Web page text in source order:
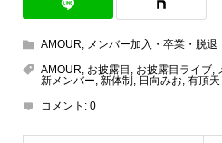
AMOUR, メンバー加入・卒業・脱退
AMOUR, お披露目 , お披露目ライブ,
新メンバー, 新体制 , 日向みお, 有頂
コメント: 0